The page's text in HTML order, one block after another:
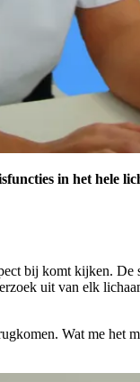
in het hele
bij komt kijken. De
uit van elk
Wat me het